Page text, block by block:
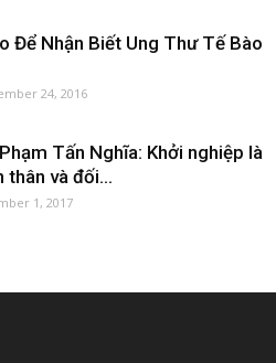
Để Nhận Biết Ung Thư Tế Bào
24, 2016
Tấn Nghĩa: Khởi nghiệp là
thân và đối...
1, 2017